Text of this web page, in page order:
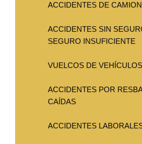
ACCIDENTES DE
ACCIDENTES SIN
SEGURO INSUFICIENTE
VUELCOS DE VEHÍCULOS
ACCIDENTES POR
CAÍDAS
ACCIDENTES